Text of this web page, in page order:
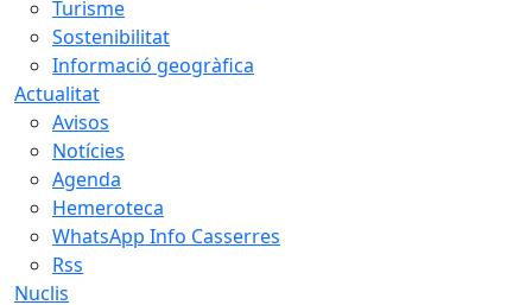
Turisme
Sostenibilitat
Informació geogràfica
Actualitat
Avisos
Notícies
Agenda
Hemeroteca
WhatsApp Info Casserres
Rss
Nuclis